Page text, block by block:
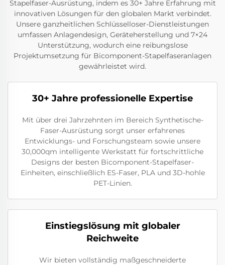
Stapelfaser-Ausrüstung, indem es 30+ Jahre Erfahrung mit
innovativen Lösungen für den globalen Markt verbindet.
Unsere ganzheitlichen Schlüsselloser-Dienstleistungen
umfassen Anlagendesign, Geräteherstellung und 7×24
Unterstützung, wodurch eine reibungslose
Projektumsetzung für Bicomponent-Stapelfaseranlagen
gewährleistet wird.
30+ Jahre professionelle Expertise
Mit über drei Jahrzehnten im Bereich Synthetische-
Faser-Ausrüstung sorgt unser erfahrenes
Entwicklungs- und Forschungsteam sowie unsere
30,000qm intelligente Werkstatt für fortschrittliche
Designs der besten Bicomponent-Stapelfaser-
Einheiten, einschließlich ES-Faser, PLA und 3D-hohle
PET-Linien.
Einstiegslösung mit globaler
Reichweite
Wir bieten vollständig maßgeschneiderte